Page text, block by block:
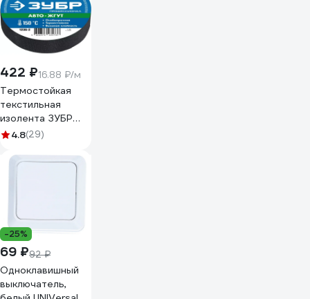
422 ₽16.88 ₽/м
Термостойкая
текстильная
изолента ЗУБР
Авто-Жгут 19 мм х
4.8(29)
-25%
69 ₽92 ₽
Одноклавишный
выключатель,